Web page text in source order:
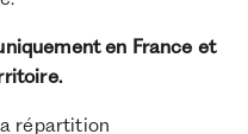
en France et
répartition